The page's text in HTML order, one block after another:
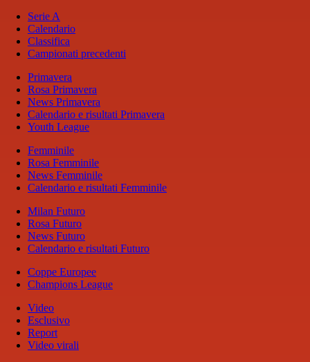
Serie A
Calendario
Classifica
Campionati precedenti
Primavera
Rosa Primavera
News Primavera
Calendario e risultati Primavera
Youth League
Femminile
Rosa Femminile
News Femminile
Calendario e risultati Femminile
Milan Futuro
Rosa Futuro
News Futuro
Calendario e risultati Futuro
Coppe Europee
Champions League
Video
Esclusivo
Report
Video virali